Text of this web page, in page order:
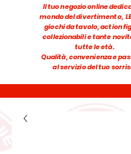
Il tuo negozio online
mondo del divertimento,
giochi da tavolo, action
collezionabili e tante
tutte le età.
Qualità, convenienza e
al servizio del tuo